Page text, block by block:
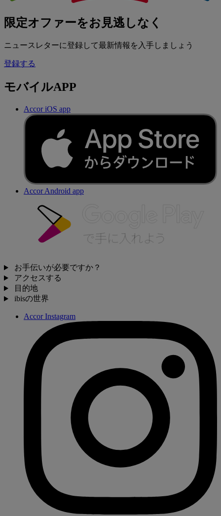
限定オファーをお見逃しなく
ニュースレターに登録して最新情報を入手しましょう
登録する
モバイルAPP
Accor iOS app
Accor Android app
お手伝いが必要ですか？
アクセスする
目的地
ibisの世界
Accor Instagram